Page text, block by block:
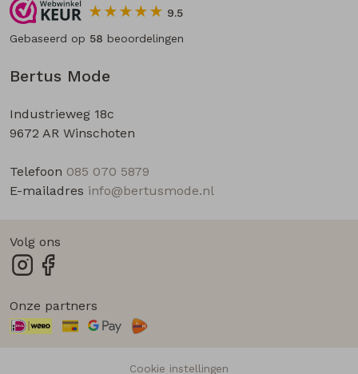
Bertus Mode
Industrieweg 18c
9672 AR Winschoten
Telefoon 085 070 5879
E-mailadres info@bertusmode.nl
9.5
Gebaseerd op 58 beoordelingen
Volg ons
Onze partners
Cookie instellingen